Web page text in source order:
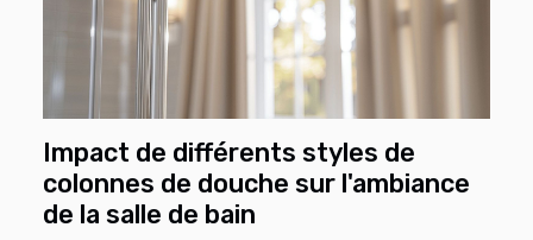
Impact de différents styles de
colonnes de douche sur l'ambiance
de la salle de bain